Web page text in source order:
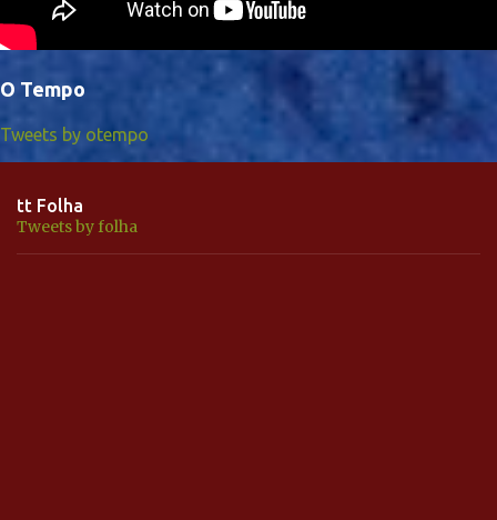
O Tempo
Tweets by otempo
tt Folha
Tweets by folha